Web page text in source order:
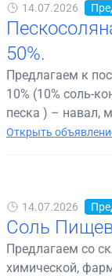
14.07.2026
50%.
Предлагаем к
10% (10% соль-
песка ) – навал,
Открыть
14.07.2026
Соль
Предлагаем со
химической,